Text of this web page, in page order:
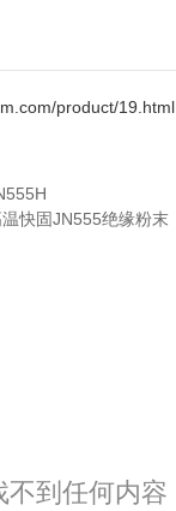
product/19.html
快固JN555绝缘粉末
不到任何内容